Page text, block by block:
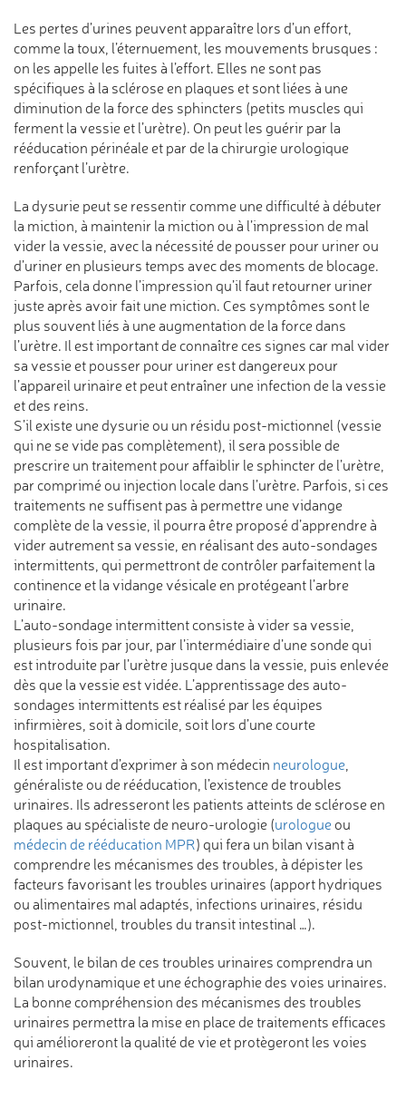
Les pertes d’urines peuvent apparaître lors d’un effort,
comme la toux, l’éternuement, les mouvements brusques :
on les appelle les fuites à l’effort. Elles ne sont pas
spécifiques à la sclérose en plaques et sont liées à une
diminution de la force des sphincters (petits muscles qui
ferment la vessie et l’urètre). On peut les guérir par la
rééducation périnéale et par de la chirurgie urologique
renforçant l’urètre.
La dysurie peut se ressentir comme une difficulté à débuter
la miction, à maintenir la miction ou à l’impression de mal
vider la vessie, avec la nécessité de pousser pour uriner ou
d’uriner en plusieurs temps avec des moments de blocage.
Parfois, cela donne l’impression qu’il faut retourner uriner
juste après avoir fait une miction. Ces symptômes sont le
plus souvent liés à une augmentation de la force dans
l’urètre. Il est important de connaître ces signes car mal vider
sa vessie et pousser pour uriner est dangereux pour
l’appareil urinaire et peut entraîner une infection de la vessie
et des reins.
S’il existe une dysurie ou un résidu post-mictionnel (vessie
qui ne se vide pas complètement), il sera possible de
prescrire un traitement pour affaiblir le sphincter de l’urètre,
par comprimé ou injection locale dans l’urètre. Parfois, si ces
traitements ne suffisent pas à permettre une vidange
complète de la vessie, il pourra être proposé d’apprendre à
vider autrement sa vessie, en réalisant des auto-sondages
intermittents, qui permettront de contrôler parfaitement la
continence et la vidange vésicale en protégeant l’arbre
urinaire.
L’auto-sondage intermittent consiste à vider sa vessie,
plusieurs fois par jour, par l’intermédiaire d’une sonde qui
est introduite par l’urètre jusque dans la vessie, puis enlevée
dès que la vessie est vidée. L’apprentissage des auto-
sondages intermittents est réalisé par les équipes
infirmières, soit à domicile, soit lors d’une courte
hospitalisation.
Il est important d’exprimer à son médecin neurologue
généraliste ou de rééducation, l’existence de troubles
urinaires. Ils adresseront les patients atteints de sclérose en
plaques au spécialiste de neuro-urologie (urologueou
médecin de rééducation MPR) qui fera un bilan visant à
comprendre les mécanismes des troubles, à dépister les
facteurs favorisant les troubles urinaires (apport hydriques
ou alimentaires mal adaptés, infections urinaires, résidu
post-mictionnel, troubles du transit intestinal …).
Souvent, le bilan de ces troubles urinaires comprendra un
bilan urodynamique et une échographie des voies urinaires.
La bonne compréhension des mécanismes des troubles
urinaires permettra la mise en place de traitements efficaces
qui amélioreront la qualité de vie et protègeront les voies
urinaires.